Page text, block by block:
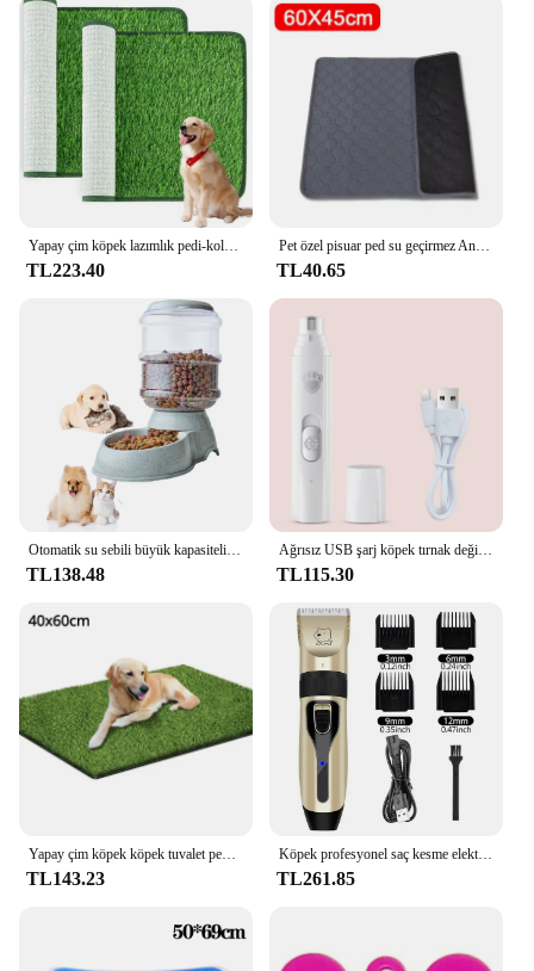
TL223.40
Pet özel pisuar ped su geçirmez Antiskid nefes Pet kedi köpek kat Mat kullanımlık yavru köpek eğitim pedi uyku pedi köpek malzemeleri
TL40.65
TL138.48
Ağrısız USB şarj köpek tırnak değirmenleri şarj edilebilir evcil hayvan tırnak Clippers sessiz elektrikli köpek kedi Paws tırnak bakım giyotin araçları
TL115.30
TL143.23
Köpek profesyonel saç kesme elektrik bakım giyotin evcil USB şarj edilebilir kedi tıraş hayvanlar için kesimi makinesi
TL261.85